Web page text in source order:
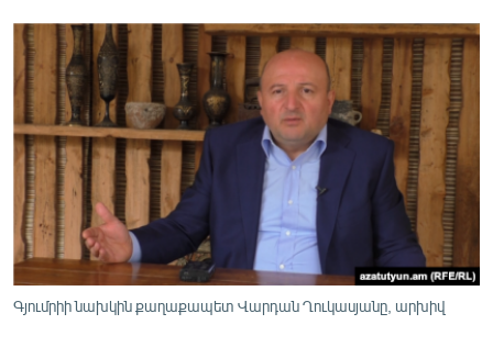
ՏԱՐԱԾԱՇՐՋԱՆ
ՄԻՋԱԶԳԱՅԻՆ
ՄՇԱԿՈՒՅԹ
ՍՊՈՐՏ
ՄԵԿՆԱԲԱՆՈՒԹՅՈՒՆ
ՏՏ ԵՒ ԻՆՏԵՐՆԵՏ
Գյումրիի նախկին քաղաքապետ Վարդան Ղուկասյանը, արխիվ